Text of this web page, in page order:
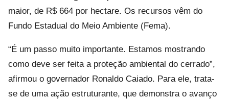
maior, de R$ 664 por hectare. Os recursos vêm do
Fundo Estadual do Meio Ambiente (Fema).
“É um passo muito importante. Estamos mostrando
como deve ser feita a proteção ambiental do cerrado”,
afirmou o governador Ronaldo Caiado. Para ele, trata-
se de uma ação estruturante, que demonstra o avanço